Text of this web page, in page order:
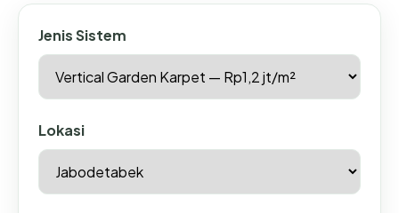
Jenis Sistem
Lokasi